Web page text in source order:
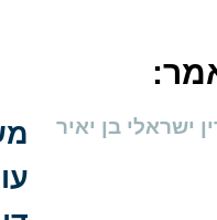
משרד
עורכי